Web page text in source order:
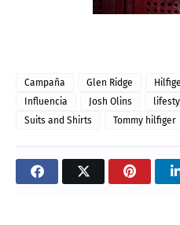
Campaña Glen Ridge
Influencia
Josh Olins
Suits and Shirts
Tommy hilfiger